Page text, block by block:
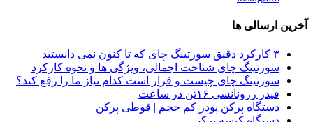
آخرین ارسالی ها
۳ کارکرد دقیق سورتینگ چای که تا کنون نمی دانستید
سورتینگ چای شناخت اجمالی، ویژگی ها و نحوه کارکرد
سورتینگ چای چیست و قرار است کدام نیاز ما را رفع کند؟
فیدر رزونانسی ۱۶تن در ساعت
دستگاه پرکن پودر کم حجم | قوطی پرکن